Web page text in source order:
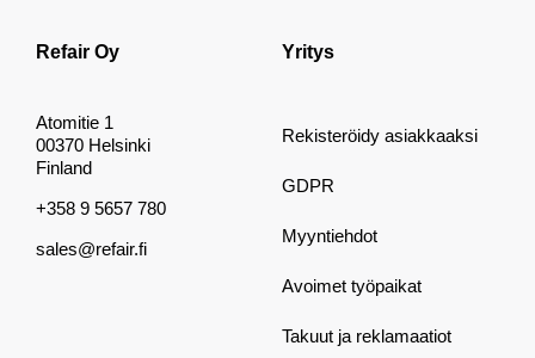
Refair Oy
Atomitie 1
00370 Helsinki
Finland
+358 9 5657 780
sales@refair.fi
Yritys
Rekisteröidy asiakkaaksi
GDPR
Myyntiehdot
Avoimet työpaikat
Takuut ja reklamaatiot